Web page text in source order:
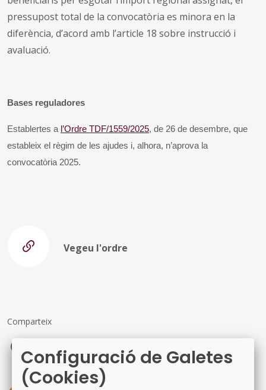
pressupost total de la convocatòria es minora en la
diferència, d’acord amb l’article 18 sobre instrucció i
avaluació.
Bases reguladores
Establertes a l’Ordre TDF/1559/2025, de 26 de desembre, que
estableix el règim de les ajudes i, alhora, n’aprova la
convocatòria 2025.
Vegeu l'ordre
Comparteix
Facebook
X LinkedIn
Configuració de Galetes
(Cookies)